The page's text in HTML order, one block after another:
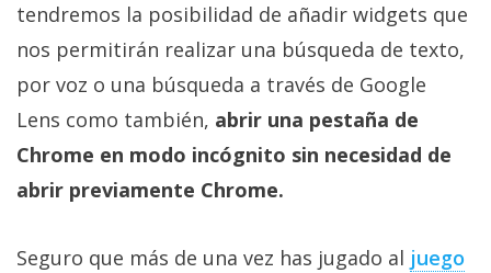
tendremos la posibilidad de añadir widgets que
nos permitirán realizar una búsqueda de texto,
por voz o una búsqueda a través de Google
Lens como también, abrir una pestaña de
Chrome en modo incógnito sin necesidad de
abrir previamente Chrome.
Seguro que más de una vez has jugado al juego